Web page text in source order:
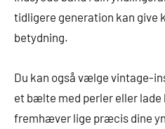
tidligere generation kan give
betydning.
Du kan også vælge vintage-
et bælte med perler eller lade
fremhæver lige præcis dine